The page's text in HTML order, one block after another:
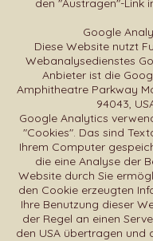
den "Austragen"-Link
Google
Diese Website nutzt
Webanalysedienstes
Anbieter ist die
Amphitheatre Parkway
94043,
Google Analytics
"Cookies". Das sind
Ihrem Computer
die eine Analyse der
Website durch Sie
den Cookie erzeugten
Ihre Benutzung dieser
der Regel an einen
den USA übertragen und